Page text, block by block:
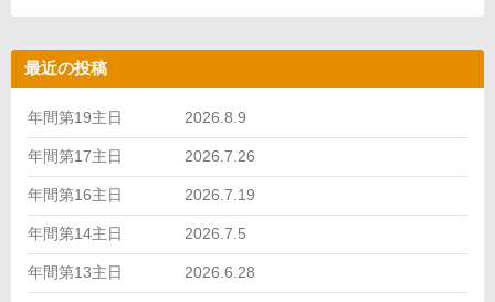
最近の投稿
年間第19主日 2026.8.9
年間第17主日 2026.7.26
年間第16主日 2026.7.19
年間第14主日 2026.7.5
年間第13主日 2026.6.28